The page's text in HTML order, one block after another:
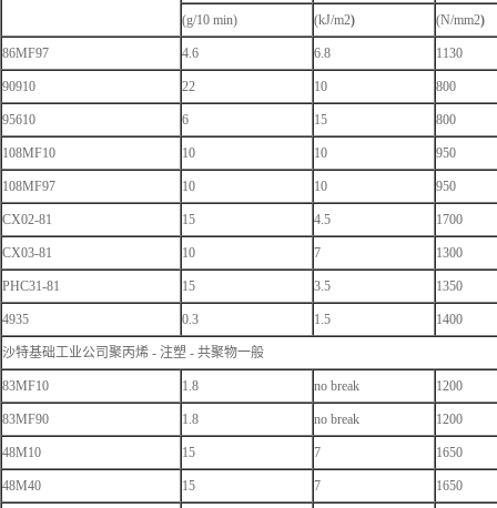
(g/10 min) (kJ/m2) (N/mm2)
86MF97 4.6 6.8 1130
90910 22 10 800
95610 6 15 800
108MF10 10 10 950
108MF97 10 10 950
CX02-81 15 4.5 1700
CX03-81 10 7 1300
PHC31-81 15 3.5 1350
4935 0.3 1.5 1400
沙特基础工业公司聚丙烯 - 注塑 - 共聚物一般
83MF10 1.8 no break 1200
83MF90 1.8 no break 1200
48M10 15 7 1650
48M40 15 7 1650